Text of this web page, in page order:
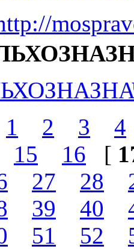
1 2 3
4
15 16 [
27 28
39 40
51 52